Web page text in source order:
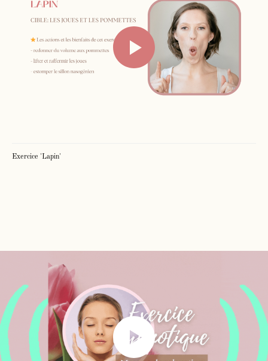
Exercice 'Lapin'